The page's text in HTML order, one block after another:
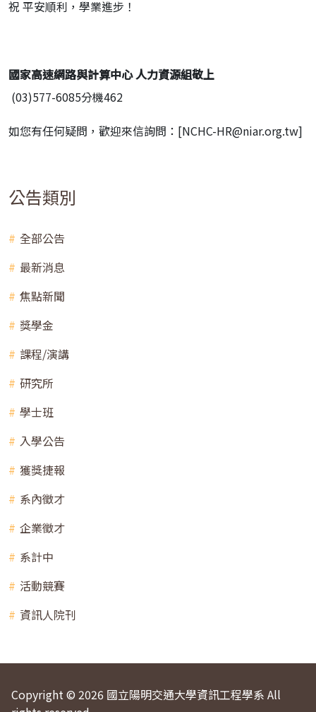
祝 平安順利，學業進步！
國家高速網路與計算中心人力資源組敬上
(03)577-6085分機462
如您有任何疑問，歡迎來信詢問：[NCHC-HR@niar.org.tw]
公告類別
全部公告
最新消息
焦點新聞
獎學金
課程/演講
研究所
學士班
入學公告
獲獎捷報
系內徵才
企業徵才
系計中
活動競賽
資訊人院刊
Copyright © 2026 國立陽明交通大學資訊工程學系 All